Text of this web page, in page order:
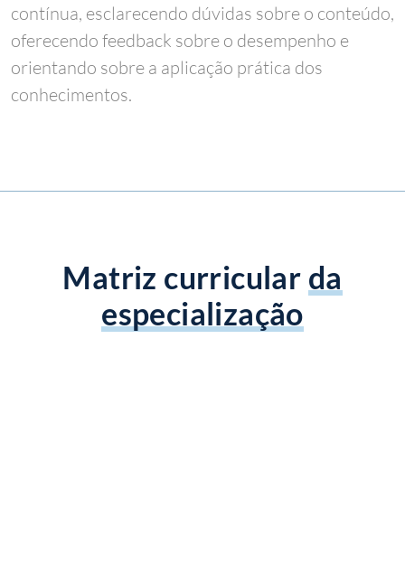
contínua, esclarecendo dúvidas sobre o conteúdo,
oferecendo feedback sobre o desempenho e
orientando sobre a aplicação prática dos
conhecimentos.
Matriz curricular da
especialização